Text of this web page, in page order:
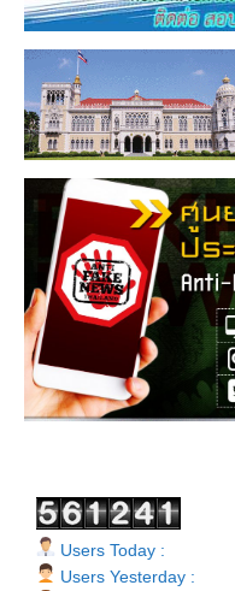
Users Today :
Users Yesterday :